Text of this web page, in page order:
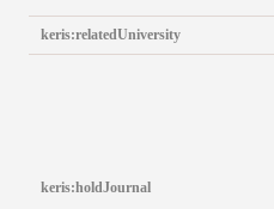
keris:relatedUniversity
keris:holdJournal